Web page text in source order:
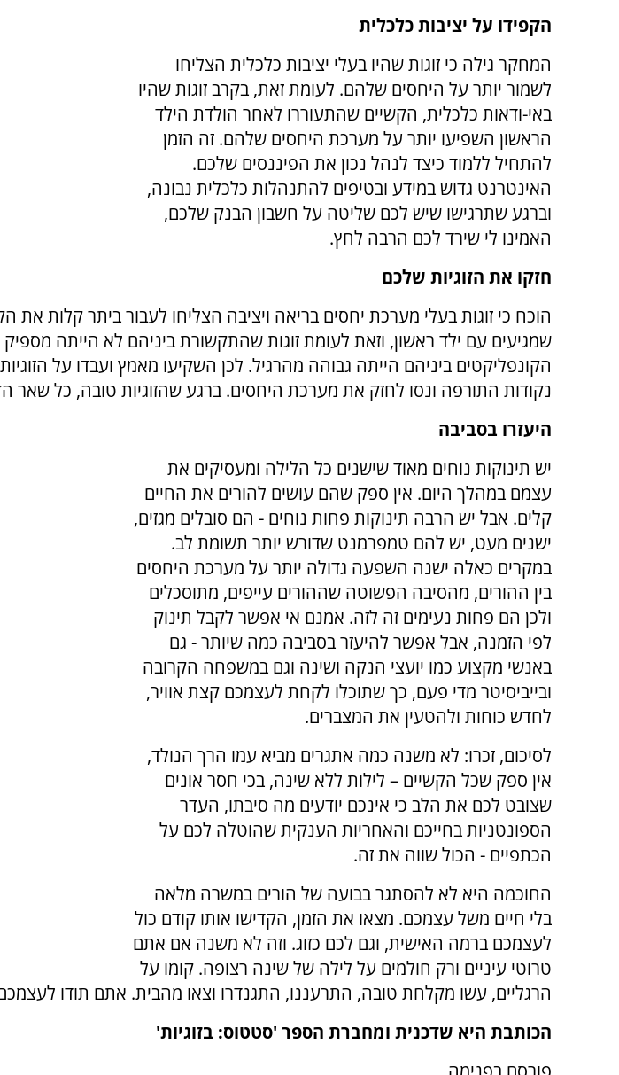
הקפידו על יציבות כלכלית
המחקר גילה כי זוגות שהיו בעלי יציבות כלכלית הצליחו
לשמור יותר על היחסים שלהם. לעומת זאת, בקרב זוגות שהיו
באי-ודאות כלכלית, הקשיים שהתעוררו לאחר הולדת הילד
הראשון השפיעו יותר על מערכת היחסים שלהם. זה הזמן
להתחיל ללמוד כיצד לנהל נכון את הפיננסים שלכם.
האינטרנט גדוש במידע ובטיפים להתנהלות כלכלית נבונה,
וברגע שתרגישו שיש לכם שליטה על חשבון הבנק שלכם,
האמינו לי שירד לכם הרבה לחץ.
חזקו את הזוגיות שלכם
הוכח כי זוגות בעלי מערכת יחסים בריאה ויציבה הצליחו לעבור ביתר קלות את
שמגיעים עם ילד ראשון, וזאת לעומת זוגות שהתקשורת ביניהם לא הייתה
הקונפליקטים ביניהם הייתה גבוהה מהרגיל. לכן השקיעו מאמץ ועבדו על
נקודות התורפה ונסו לחזק את מערכת היחסים. ברגע שהזוגיות טובה, כל שאר
היעזרו בסביבה
יש תינוקות נוחים מאוד שישנים כל הלילה ומעסיקים את
עצמם במהלך היום. אין ספק שהם עושים להורים את החיים
קלים. אבל יש הרבה תינוקות פחות נוחים - הם סובלים מגזים,
ישנים מעט, יש להם טמפרמנט שדורש יותר תשומת לב.
במקרים כאלה ישנה השפעה גדולה יותר על מערכת היחסים
בין ההורים, מהסיבה הפשוטה שההורים עייפים, מתוסכלים
ולכן הם פחות נעימים זה לזה. אמנם אי אפשר לקבל תינוק
לפי הזמנה, אבל אפשר להיעזר בסביבה כמה שיותר - גם
באנשי מקצוע כמו יועצי הנקה ושינה וגם במשפחה הקרובה
ובייביסיטר מדי פעם, כך שתוכלו לקחת לעצמכם קצת אוויר,
לחדש כוחות ולהטעין את המצברים.
לסיכום, זכרו: לא משנה כמה אתגרים מביא עמו הרך הנולד,
אין ספק שכל הקשיים – לילות ללא שינה, בכי חסר אונים
שצובט לכם את הלב כי אינכם יודעים מה סיבתו, העדר
הספונטניות בחייכם והאחריות הענקית שהוטלה לכם על
הכתפיים - הכול שווה את זה.
החוכמה היא לא להסתגר בבועה של הורים במשרה מלאה
בלי חיים משל עצמכם. מצאו את הזמן, הקדישו אותו קודם כול
לעצמכם ברמה האישית, וגם לכם כזוג. וזה לא משנה אם אתם
טרוטי עיניים ורק חולמים על לילה של שינה רצופה. קומו על
הרגליים, עשו מקלחת טובה, התרעננו, התגנדרו וצאו מהבית. אתם תודו
הכותבת היא שדכנית ומחברת הספר 'סטטוס: בזוגיות'